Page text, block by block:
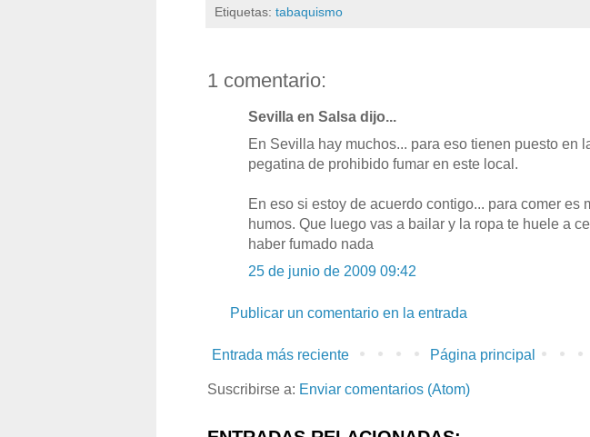
Etiquetas: tabaquismo
1 comentario:
Sevilla en Salsa dijo...
En Sevilla hay muchos... para eso tienen puesto en
pegatina de prohibido fumar en este local.
En eso si estoy de acuerdo contigo... para comer es
humos. Que luego vas a bailar y la ropa te huele a
haber fumado nada
25 de junio de 2009 09:42
Publicar un comentario en la entrada
Entrada más reciente Página principal
Suscribirse a: Enviar comentarios (Atom)